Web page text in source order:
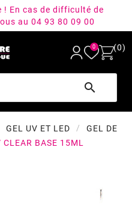
! En cas de difficulté de
au 04 93 80 09 00
0 (0)

GEL UV ET LED
GEL DE
CLEAR BASE 15ML